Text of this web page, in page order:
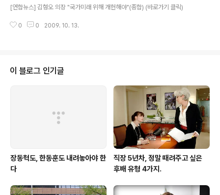
[연합뉴스] 김형오 의장 "국가미래 위해 개헌해야"(종합) (바로가기 클릭)
0 0 2009. 10. 13.
이 블로그 인기글
장동혁도, 한동훈도 내려놓아야 한
다
직장 5년차, 정말 때려주고 싶은
후배 유형 4가지.